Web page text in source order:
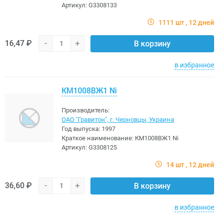
Артикул: G3308133
1111 шт 12 дней
16,47 ₽ - + В корзину
в избранное
КМ1008ВЖ1 Ni
Производитель:
ОАО "Гравитон", г. Черновцы, Украина
Год выпуска: 1997
Краткое наименование: КМ1008ВЖ1 Ni
Артикул: G3308125
14 шт 12 дней
36,60 ₽ - + В корзину
в избранное